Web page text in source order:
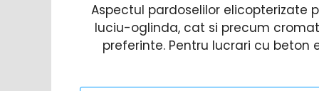
Aspectul pardoselilor elicopterizate
luciu-oglinda, cat si precum
preferinte. Pentru lucrari cu